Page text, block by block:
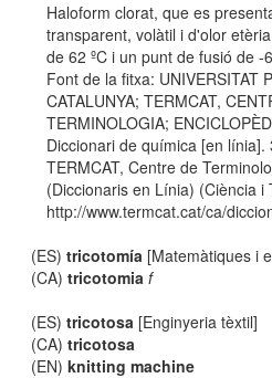
Haloform clorat, que es
transparent, volàtil i d'olor
de 62 ºC i un punt de fusió de -
Font de la fitxa: UNIVERSITAT
CATALUNYA; TERMCAT,
TERMINOLOGIA;
Diccionari de química [en línia].
TERMCAT, Centre de
(Diccionaris en Línia) (Ciència i
http://www.termcat.cat/ca/
(ES)tricotomía [Matemàtiques i
(CA)tricotomia f
(ES)tricotosa [Enginyeria tèxtil]
(CA)tricotosa
(EN)knitting machine